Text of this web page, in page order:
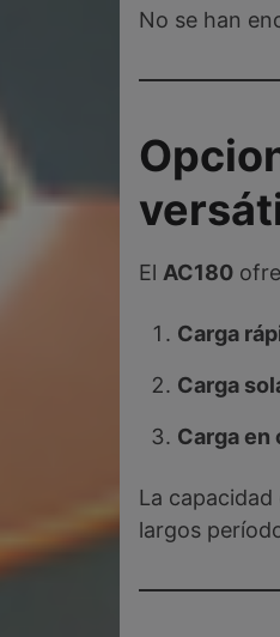
No se han
El AC180
Carga
Carga
Carga en
La
largos